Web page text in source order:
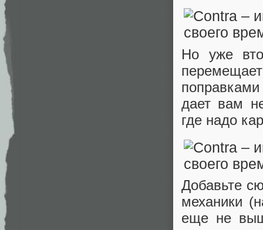
Но уже
дает вам
где надо
Добавьте
механики
еще не